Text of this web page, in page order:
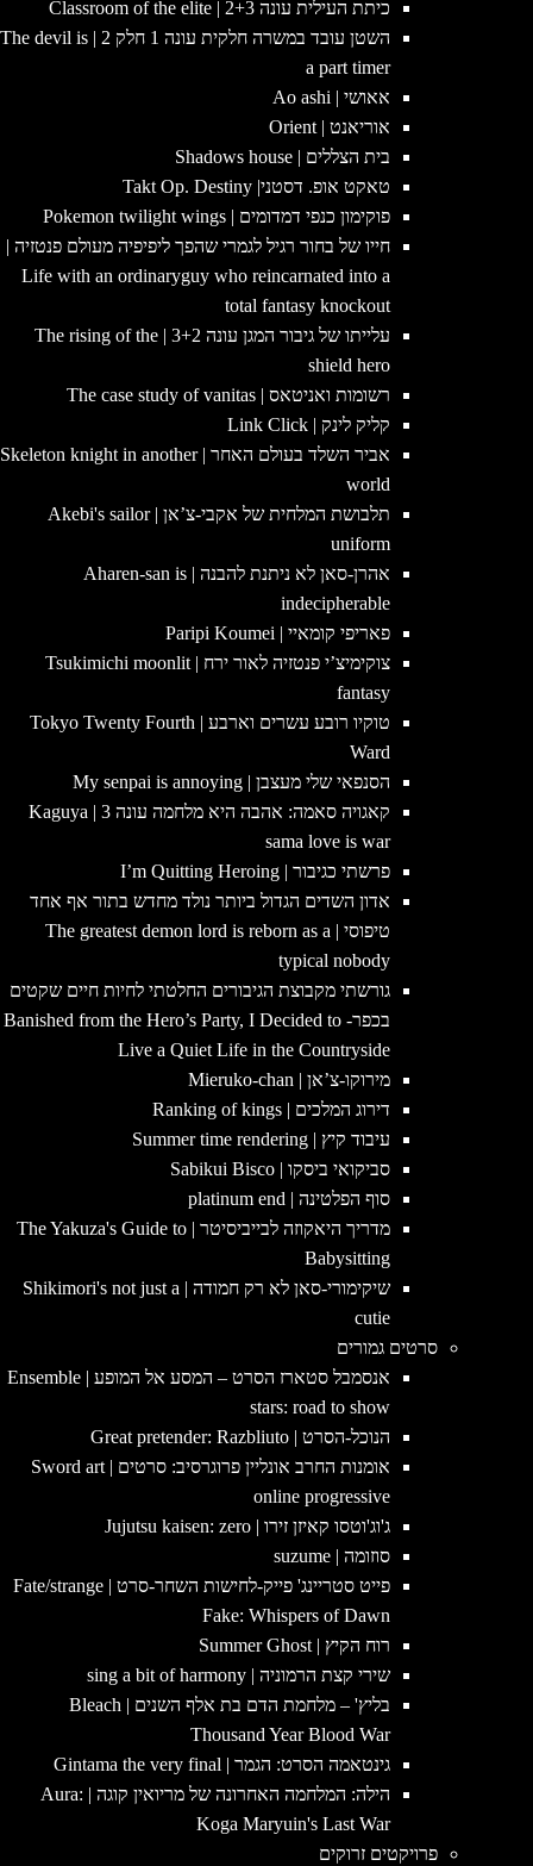
כיתת העילית עונה 2+3 | Classroom of the elite
השטן עובד במשרה חלקית עונה 1 חלק 2 | The devil is
a part timer
אאושי | Ao ashi
אוריאנט | Orient
בית הצללים | Shadows house
טאקט אופ. דסטני| Takt Op. Destiny
פוקימון כנפי דמדומים | Pokemon twilight wings
חייו של בחור רגיל לגמרי שהפך ליפיפיה מעולם פנטזיה |
Life with an ordinaryguy who reincarnated into a
total fantasy knockout
עלייתו של גיבור המגן עונה 3+2 | The rising of the
shield hero
רשומות ואניטאס | The case study of vanitas
קליק לינק | Link Click
אביר השלד בעולם האחר | Skeleton knight in another
world
תלבושת המלחית של אקבי-צ’אן | Akebi's sailor
uniform
אהרן-סאן לא ניתנת להבנה | Aharen-san is
indecipherable
פאריפי קומאיי | Paripi Koumei
צוקימיצ’י פנטזיה לאור ירח | Tsukimichi moonlit
fantasy
טוקיו רובע עשרים וארבע | Tokyo Twenty Fourth
Ward
הסנפאי שלי מעצבן | My senpai is annoying
קאגויה סאמה: אהבה היא מלחמה עונה 3 | Kaguya
sama love is war
פרשתי כגיבור | I’m Quitting Heroing
אדון השדים הגדול ביותר נולד מחדש בתור אף אחד
טיפוסי | The greatest demon lord is reborn as a
typical nobody
גורשתי מקבוצת הגיבורים החלטתי לחיות חיים שקטים
בכפר- Banished from the Hero’s Party, I Decided to
Live a Quiet Life in the Countryside
מירוקו-צ’אן | Mieruko-chan
דירוג המלכים | Ranking of kings
עיבוד קיץ | Summer time rendering
סביקואי ביסקו | Sabikui Bisco
סוף הפלטינה | platinum end
מדריך היאקוזה לבייביסיטר | The Yakuza's Guide to
Babysitting
שיקימורי-סאן לא רק חמודה | Shikimori's not just a
cutie
סרטים גמורים
אנסמבל סטארז הסרט – המסע אל המופע | Ensemble
stars: road to show
הנוכל-הסרט | Great pretender: Razbliuto
אומנות החרב אונליין פרוגרסיב: סרטים | Sword art
online progressive
ג'וג'וטסו קאיזן זירו | Jujutsu kaisen: zero
סוזומה | suzume
פייט סטריינג' פייק-לחישות השחר-סרט | Fate/strange
Fake: Whispers of Dawn
רוח הקיץ | Summer Ghost
שירי קצת הרמוניה | sing a bit of harmony
בליץ' – מלחמת הדם בת אלף השנים | Bleach
Thousand Year Blood War
גינטאמה הסרט: הגמר | Gintama the very final
הילה: המלחמה האחרונה של מריואין קוגה | Aura:
Koga Maryuin's Last War
פרויקטים זרוקים